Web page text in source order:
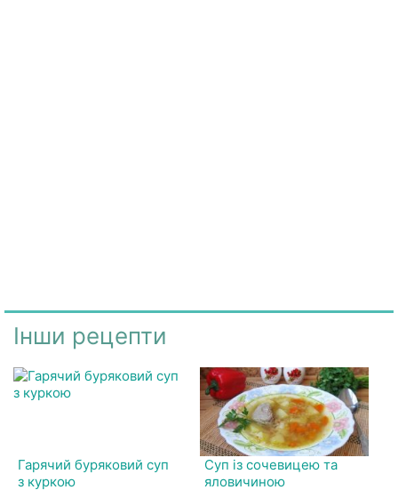
Інши рецепти
Гарячий буряковий суп
з куркою
Суп із сочевицею та
яловичиною